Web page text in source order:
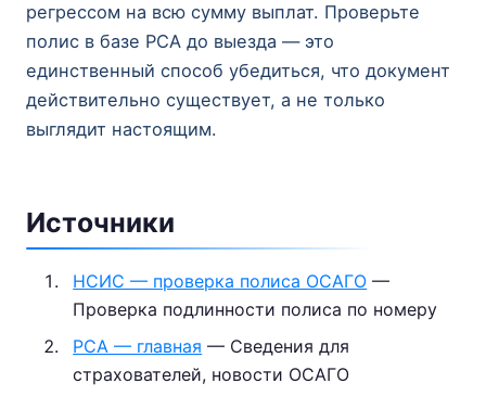
регрессом на всю сумму выплат. Проверьте
полис в базе РСА до выезда — это
единственный способ убедиться, что документ
действительно существует, а не только
выглядит настоящим.
Источники
НСИС — проверка полиса ОСАГО —
Проверка подлинности полиса по номеру
РСА — главная — Сведения для
страхователей, новости ОСАГО